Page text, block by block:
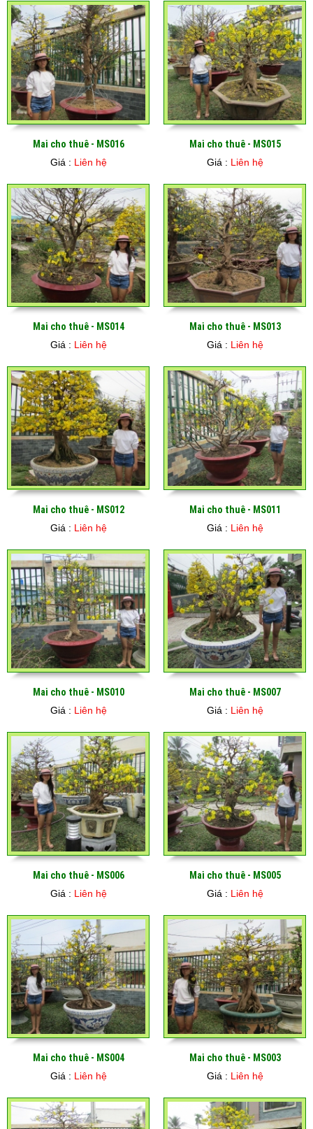
Mai cho thuê - MS016
Giá : Liên hệ
Mai cho thuê - MS015
Giá : Liên hệ
Mai cho thuê - MS014
Giá : Liên hệ
Mai cho thuê - MS013
Giá : Liên hệ
Mai cho thuê - MS012
Giá : Liên hệ
Mai cho thuê - MS011
Giá : Liên hệ
Mai cho thuê - MS010
Giá : Liên hệ
Mai cho thuê - MS007
Giá : Liên hệ
Mai cho thuê - MS006
Giá : Liên hệ
Mai cho thuê - MS005
Giá : Liên hệ
Mai cho thuê - MS004
Giá : Liên hệ
Mai cho thuê - MS003
Giá : Liên hệ